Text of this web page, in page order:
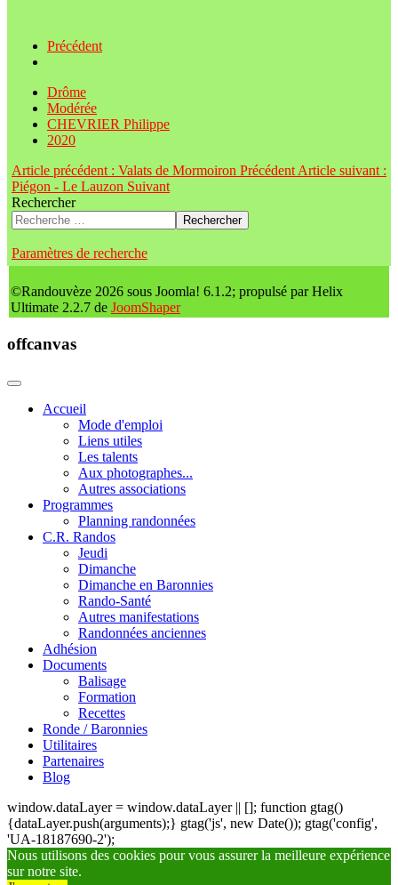
Précédent
Drôme
Modérée
CHEVRIER Philippe
2020
Article précédent : Valats de Mormoiron Précédent Article suivant :
Piégon - Le Lauzon Suivant
Rechercher
Rechercher
Paramètres de recherche
©Randouvèze 2026 sous Joomla! 6.1.2; propulsé par Helix
Ultimate 2.2.7 de JoomShaper
offcanvas
Accueil
Mode d'emploi
Liens utiles
Les talents
Aux photographes...
Autres associations
Programmes
Planning randonnées
C.R. Randos
Jeudi
Dimanche
Dimanche en Baronnies
Rando-Santé
Autres manifestations
Randonnées anciennes
Adhésion
Documents
Balisage
Formation
Recettes
Ronde / Baronnies
Utilitaires
Partenaires
Blog
window.dataLayer = window.dataLayer || []; function gtag()
{dataLayer.push(arguments);} gtag('js', new Date()); gtag('config',
'UA-18187690-2');
Nous utilisons des cookies pour vous assurer la meilleure expérience
sur notre site.